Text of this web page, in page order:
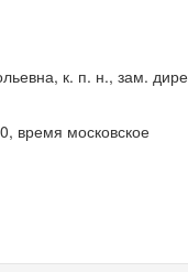
к. п. н., зам.
время московское